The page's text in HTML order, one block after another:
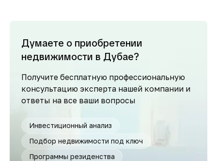
Думаете о приобретении
недвижимости в Дубае?
Получите бесплатную профессиональную
консультацию эксперта нашей компании и
ответы на все ваши вопросы
Инвестиционный анализ
Подбор недвижимости под ключ
Программы резиденства